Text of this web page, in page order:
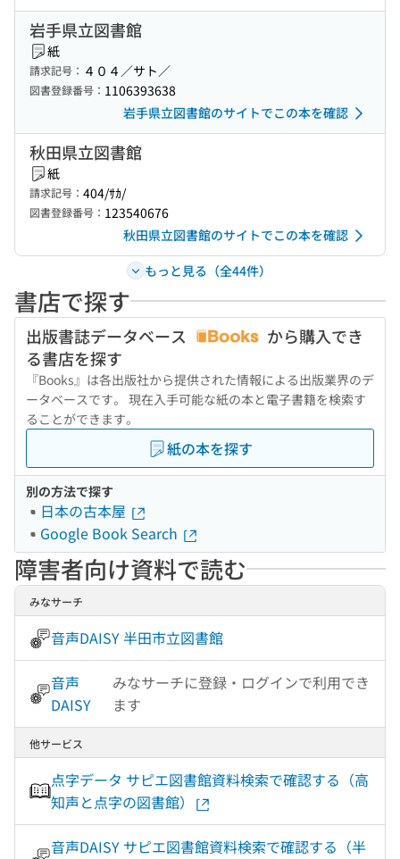
岩手県立図書館
紙
請求記号： ４０４／サト／
図書登録番号： 1106393638
岩手県立図書館のサイトでこの本を確認
秋田県立図書館
紙
請求記号： 404/ｻｶ/
図書登録番号： 123540676
秋田県立図書館のサイトでこの本を確認
もっと見る（全44件）
書店で探す
出版書誌データベース
から購入でき
る書店を探す
『Books』は各出版社から提供された情報による出版業界のデ
ータベースです。 現在入手可能な紙の本と電子書籍を検索す
ることができます。
紙の本を探す
別の方法で探す
日本の古本屋
Google Book Search
障害者向け資料で読む
みなサーチ
音声DAISY 半田市立図書館
音声
DAISY
みなサーチに登録・ログインで利用でき
ます
他サービス
点字データ サピエ図書館資料検索で確認する（高
知声と点字の図書館）
音声DAISY サピエ図書館資料検索で確認する（半